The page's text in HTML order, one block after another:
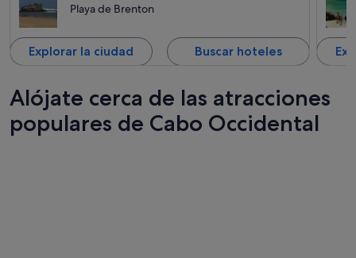
Playa de Brenton
Explorar la ciudad Buscar hoteles
Alójate cerca de las atracciones
populares de Cabo Occidental